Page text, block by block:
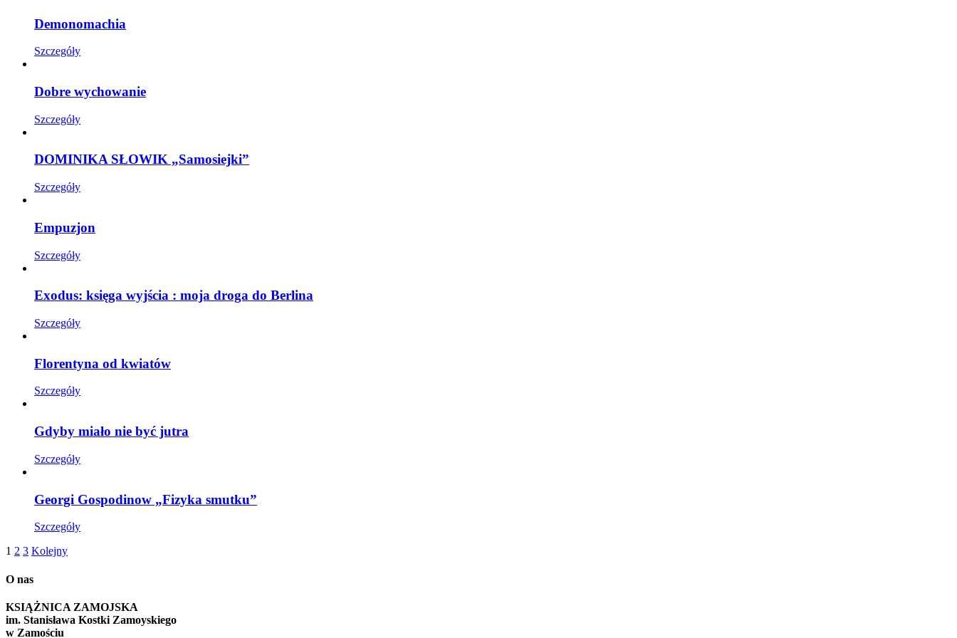
Demonomachia
Szczegóły
Dobre wychowanie
Szczegóły
DOMINIKA SŁOWIK „Samosiejki”
Szczegóły
Empuzjon
Szczegóły
Exodus: księga wyjścia : moja droga do Berlina
Szczegóły
Florentyna od kwiatów
Szczegóły
Gdyby miało nie być jutra
Szczegóły
Georgi Gospodinow „Fizyka smutku”
Szczegóły
1 2 3 Kolejny
O nas
KSIĄŻNICA ZAMOJSKA
im. Stanisława Kostki Zamoyskiego
w Zamościu